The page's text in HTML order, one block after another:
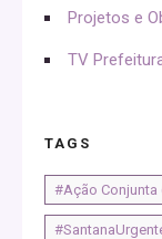
Projetos e
TV
TAGS
#Ação Conjunta